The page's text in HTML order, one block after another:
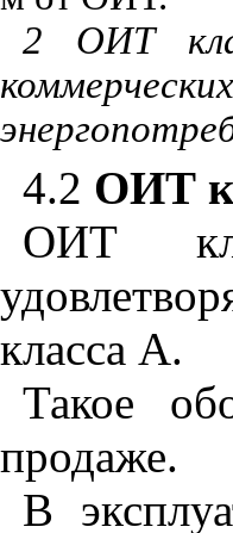
2 ОИТ
4.2 ОИТ
ОИТ
класса А.
Такое
продаже.
В